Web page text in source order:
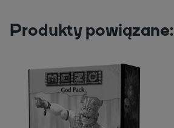
Produkty powiązane: